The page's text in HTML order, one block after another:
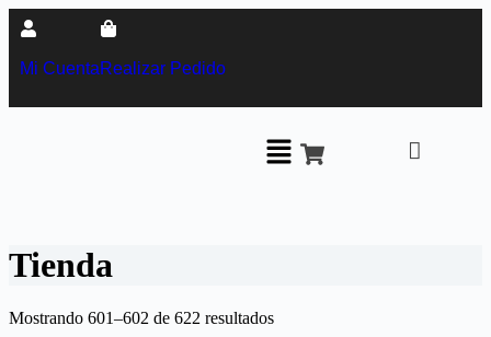
Mi CuentaRealizar Pedido
Tienda
Mostrando 601–602 de 622 resultados